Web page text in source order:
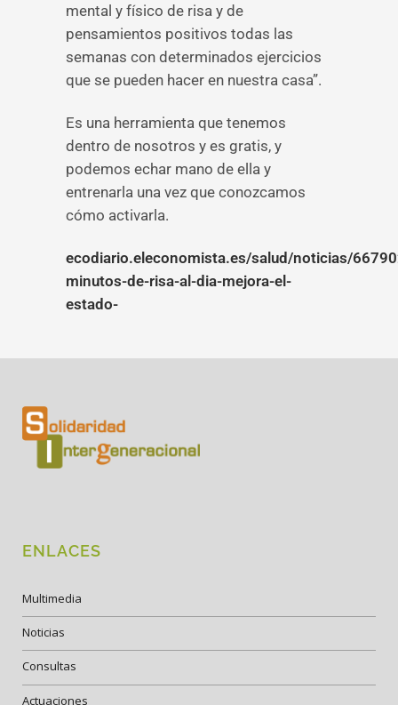
mental y físico de risa y de
pensamientos positivos todas las
semanas con determinados ejercicios
que se pueden hacer en nuestra casa”.
Es una herramienta que tenemos
dentro de nosotros y es gratis, y
podemos echar mano de ella y
entrenarla una vez que conozcamos
cómo activarla.
ecodiario.eleconomista.es/salud/noticias/
minutos-de-risa-al-dia-mejora-el-
estado-
ENLACES
Multimedia
Noticias
Consultas
Actuaciones